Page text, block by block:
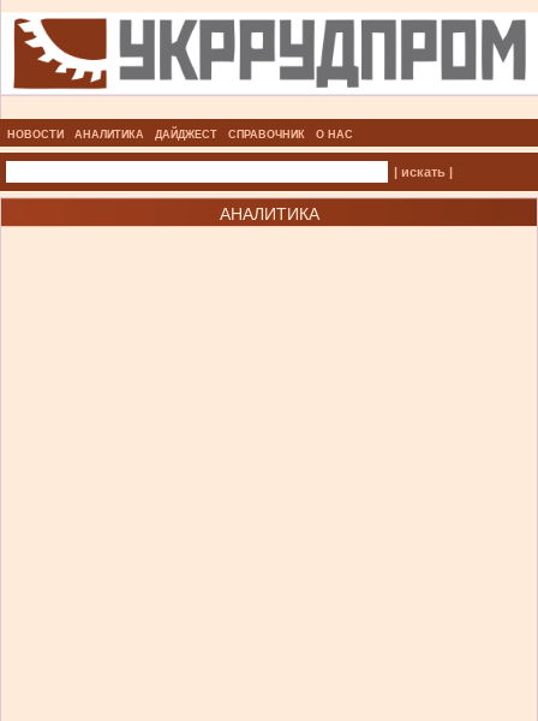
НОВОСТИ АНАЛИТИКА ДАЙДЖЕСТ СПРАВОЧНИК О НАС
| искать |
АНАЛИТИКА